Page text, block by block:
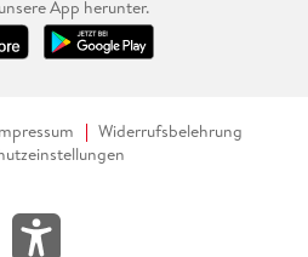
App herunter.
Widerrufsbelehrung